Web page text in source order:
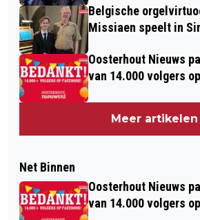
Belgische
Missiaen speelt in
Oosterhout Nieuws
van 14.000 volgers
Meer artikelen
Net Binnen
Oosterhout Nieuws
van 14.000 volgers